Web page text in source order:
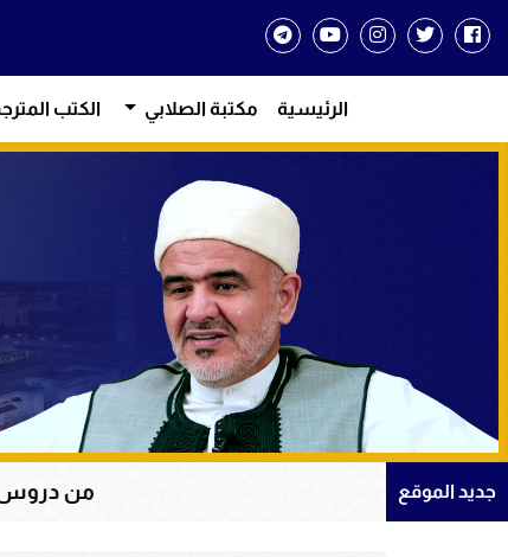
الرئيسية مكتبة الصلابي الكتب
جديد الموقع من دروس الإيمان